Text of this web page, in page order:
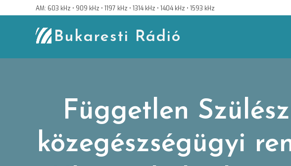
to
AM: 603 kHz • 909 kHz • 1197 kHz • 1314 kHz • 1404 kHz • 1593 kHz
Bukaresti Rádió
Független
közegészségügyi